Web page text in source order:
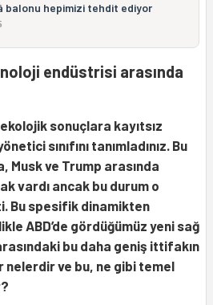
balonu hepimizi tehdit ediyor
endüstrisi arasında
sonuçlara kayıtsız
sınıfını tanımladınız. Bu
Musk ve Trump arasında
vardı ancak bu durum o
Bu spesifik dinamikten
ABD’de gördüğümüz yeni sağ
bu daha geniş ittifakın
nelerdir ve bu, ne gibi temel